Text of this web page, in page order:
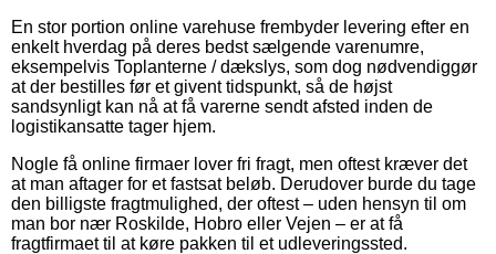
En stor portion online varehuse frembyder levering efter en
enkelt hverdag på deres bedst sælgende varenumre,
eksempelvis Toplanterne / dækslys, som dog nødvendiggør
at der bestilles før et givent tidspunkt, så de højst
sandsynligt kan nå at få varerne sendt afsted inden de
logistikansatte tager hjem.
Nogle få online firmaer lover fri fragt, men oftest kræver det
at man aftager for et fastsat beløb. Derudover burde du tage
den billigste fragtmulighed, der oftest – uden hensyn til om
man bor nær Roskilde, Hobro eller Vejen – er at få
fragtfirmaet til at køre pakken til et udleveringssted.